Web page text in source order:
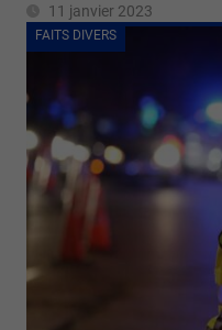
11 janvier 2023
FAITS DIVERS